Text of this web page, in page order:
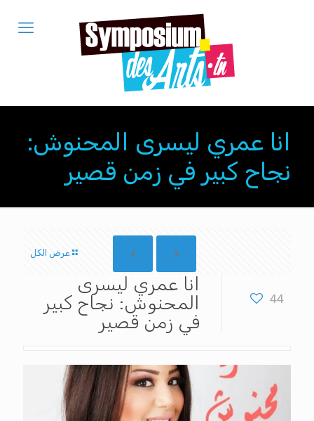
انا عمري ليسرى المحنوش:
نجاح كبير في زمن قصير
عرض الكل
44
انا عمري ليسرى
المحنوش: نجاح كبير
في زمن قصير